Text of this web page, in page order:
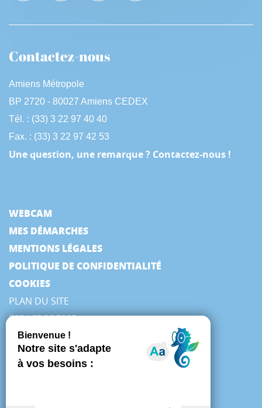
Contactez-nous
Amiens Métropole
BP 2720 - 80027 Amiens CEDEX
Tél. : (33) 3 22 97 40 40
Fax. : (33) 3 22 97 42 53
Une question, une remarque ? Contactez-nous !
WEBCAM
MES DÉMARCHES
MENTIONS LÉGALES
POLITIQUE DE CONFIDENTIALITÉ
COOKIES
PLAN DU SITE
ESPACE PRESSE